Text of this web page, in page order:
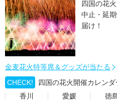
四国の花
中止・延
届け！
金麦花火特等席＆グッズが当たる
CHECK!
四国の花火開催カレンダ
香川
愛媛 徳